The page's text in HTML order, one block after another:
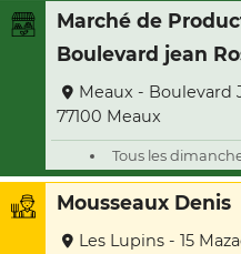
Marché de
Boulevard jean
Meaux - Boulevard
77100 Meaux
Tous les
Mousseaux Denis
Les Lupins - 15